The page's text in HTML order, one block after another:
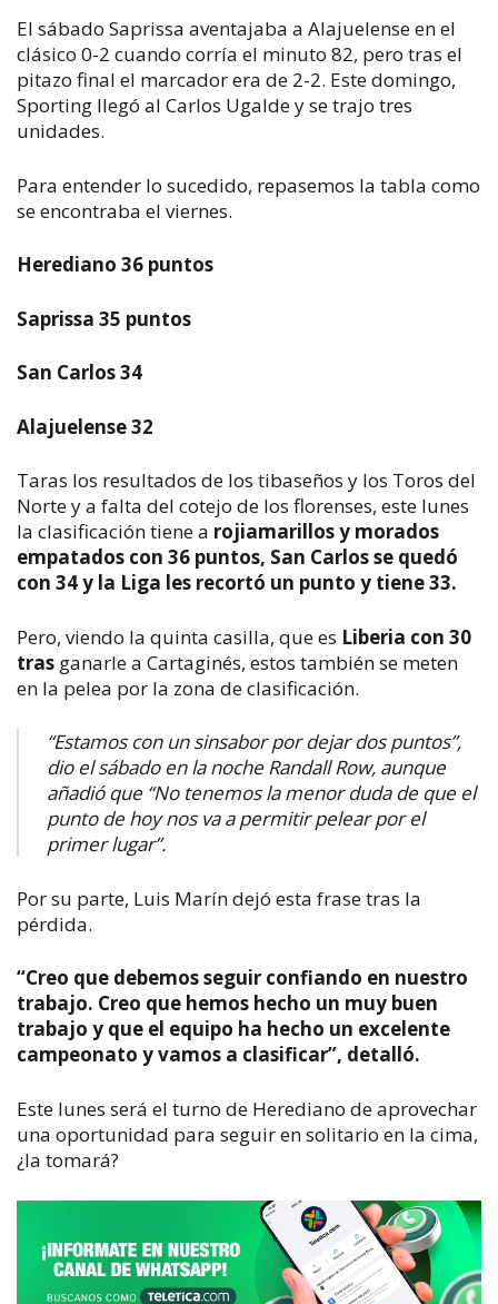
El sábado Saprissa aventajaba a Alajuelense en el
clásico 0-2 cuando corría el minuto 82, pero tras el
pitazo final el marcador era de 2-2. Este domingo,
Sporting llegó al Carlos Ugalde y se trajo tres
unidades.
Para entender lo sucedido, repasemos la tabla como
se encontraba el viernes.
Herediano 36 puntos
Saprissa 35 puntos
San Carlos 34
Alajuelense 32
Taras los resultados de los tibaseños y los Toros del
Norte y a falta del cotejo de los florenses, este lunes
la clasificación tiene a rojiamarillos y morados
empatados con 36 puntos, San Carlos se quedó
con 34 y la Liga les recortó un punto y tiene 33.
Pero, viendo la quinta casilla, que es Liberia con 30
tras ganarle a Cartaginés, estos también se meten
en la pelea por la zona de clasificación.
“Estamos con un sinsabor por dejar dos puntos”,
dio el sábado en la noche Randall Row, aunque
añadió que “No tenemos la menor duda de que el
punto de hoy nos va a permitir pelear por el
primer lugar”.
Por su parte, Luis Marín dejó esta frase tras la
pérdida.
“Creo que debemos seguir confiando en nuestro
trabajo. Creo que hemos hecho un muy buen
trabajo y que el equipo ha hecho un excelente
campeonato y vamos a clasificar”, detalló.
Este lunes será el turno de Herediano de aprovechar
una oportunidad para seguir en solitario en la cima,
¿la tomará?